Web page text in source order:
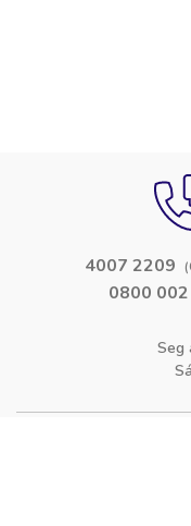
4007 2209
0800
Seg